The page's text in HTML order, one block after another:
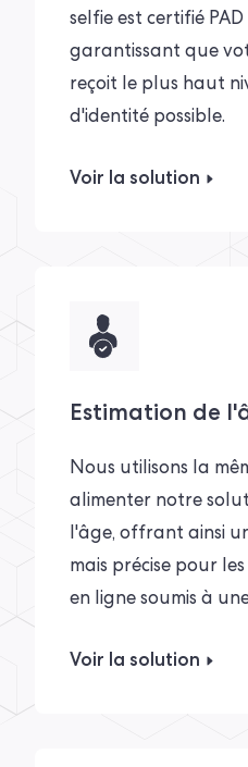
selfie est certifié PAD
garantissant que
reçoit le plus haut
d'identité possible.
Voir la solution
Estimation de
Nous utilisons la
alimenter notre
l'âge, offrant ainsi
mais précise pour
en ligne soumis à
Voir la solution